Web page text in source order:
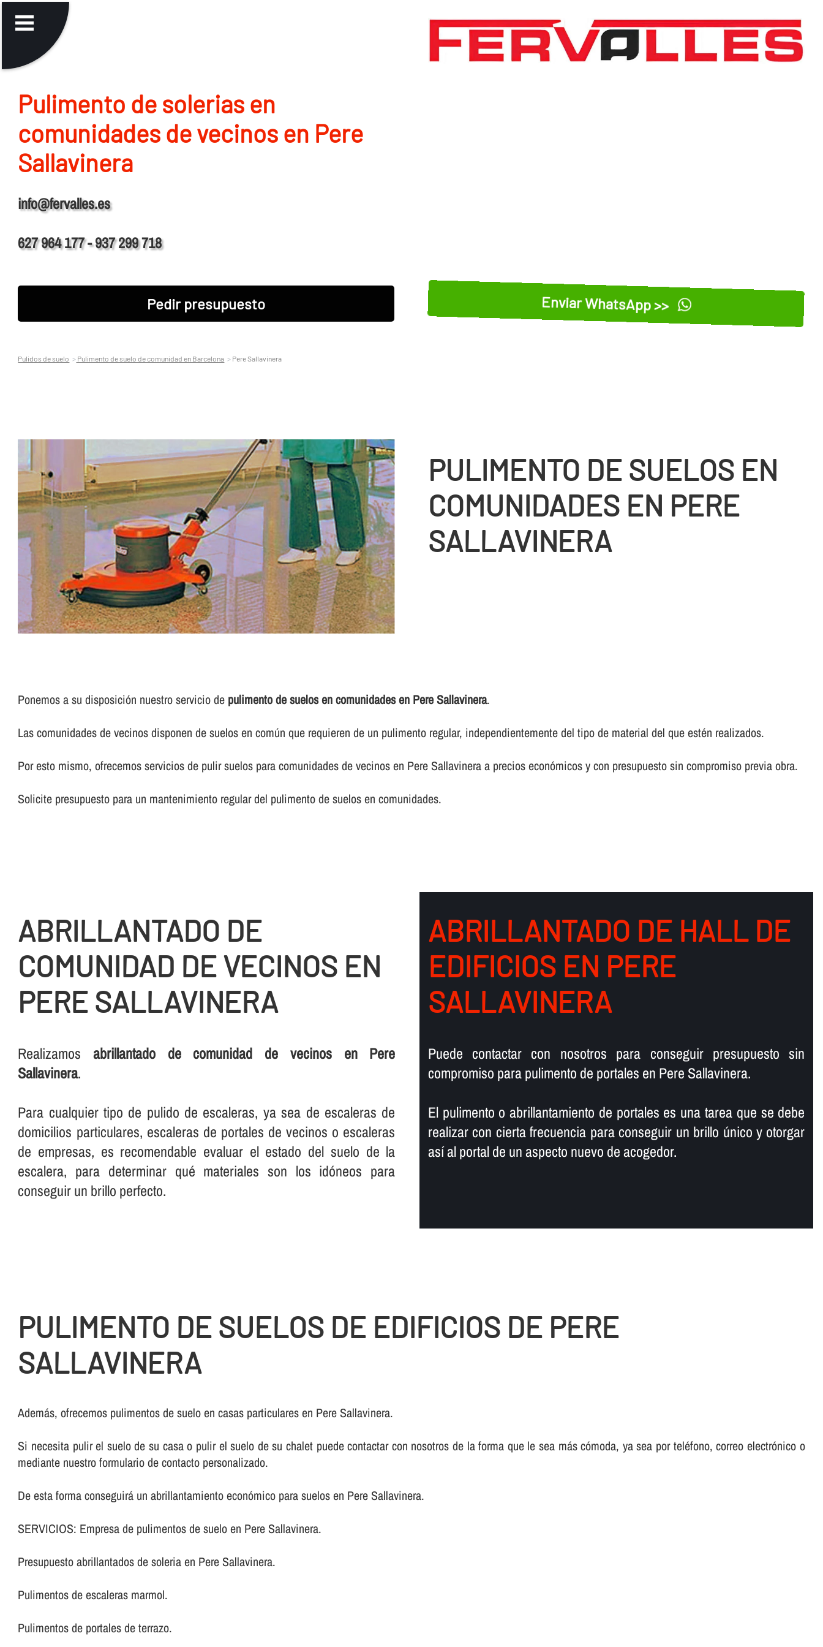
Pulimento de solerias en
comunidades de vecinos en Pere
Sallavinera
info@fervalles.es
627 964 177 - 937 299 718
Pedir presupuesto Enviar WhatsApp >>
Pulidos de suelo Pulimento de suelo de comunidad en Barcelona Pere Sallavinera
PULIMENTO DE SUELOS EN
COMUNIDADES EN PERE
SALLAVINERA
Ponemos a su disposición nuestro servicio de pulimento de suelos en comunidades en Pere Sallavinera.
Las comunidades de vecinos disponen de suelos en común que requieren de un pulimento regular, independientemente del tipo de material del que estén realizados.
Por esto mismo, ofrecemos servicios de pulir suelos para comunidades de vecinos en Pere Sallavinera a precios económicos y con presupuesto sin compromiso previa obra.
Solicite presupuesto para un mantenimiento regular del pulimento de suelos en comunidades.
ABRILLANTADO DE
COMUNIDAD DE VECINOS EN
PERE SALLAVINERA
Realizamosabrillantado de comunidad de vecinos en Pere
Sallavinera.
Para cualquier tipo de pulido de escaleras, ya sea de escaleras de
domicilios particulares, escaleras de portales de vecinos o escaleras
de empresas, es recomendable evaluar el estado del suelo de la
escalera, para determinar qué materiales son los idóneos para
conseguir un brillo perfecto.
ABRILLANTADO DE HALL DE
EDIFICIOS EN PERE
SALLAVINERA
Puede contactar con nosotros para conseguir presupuesto sin
compromiso para pulimento de portales en Pere Sallavinera.
El pulimento o abrillantamiento de portales es una tarea que se debe
realizar con cierta frecuencia para conseguir un brillo único y otorgar
así­ al portal de un aspecto nuevo de acogedor.
PULIMENTO DE SUELOS DE EDIFICIOS DE PERE
SALLAVINERA
Además, ofrecemos pulimentos de suelo en casas particulares en Pere Sallavinera.
Si necesita pulir el suelo de su casa o pulir el suelo de su chalet puede contactar con nosotros de la forma que le sea más cómoda, ya sea por teléfono, correo electrónico o
mediante nuestro formulario de contacto personalizado.
De esta forma conseguirá un abrillantamiento económico para suelos en Pere Sallavinera.
SERVICIOS: Empresa de pulimentos de suelo en Pere Sallavinera.
Presupuesto abrillantados de soleria en Pere Sallavinera.
Pulimentos de escaleras marmol.
Pulimentos de portales de terrazo.